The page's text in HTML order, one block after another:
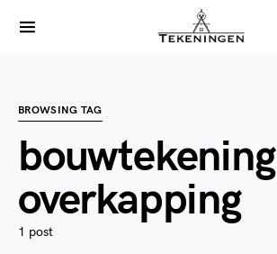
BROWSING TAG
bouwtekening
overkapping
1 post